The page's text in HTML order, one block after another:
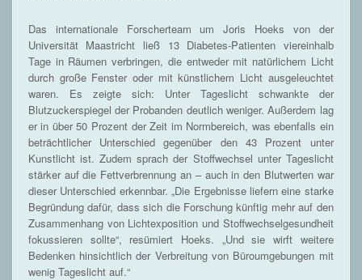
Das internationale Forscherteam um Joris Hoeks von der
Universität Maastricht ließ 13 Diabetes-Patienten viereinhalb
Tage in Räumen verbringen, die entweder mit natürlichem Licht
durch große Fenster oder mit künstlichem Licht ausgeleuchtet
waren. Es zeigte sich: Unter Tageslicht schwankte der
Blutzuckerspiegel der Probanden deutlich weniger. Außerdem lag
er in über 50 Prozent der Zeit im Normbereich, was ebenfalls ein
beträchtlicher Unterschied gegenüber den 43 Prozent unter
Kunstlicht ist. Zudem sprach der Stoffwechsel unter Tageslicht
stärker auf die Fettverbrennung an – auch in den Blutwerten war
dieser Unterschied erkennbar. „Die Ergebnisse liefern eine starke
Begründung dafür, dass sich die Forschung künftig mehr auf den
Zusammenhang von Lichtexposition und Stoffwechselgesundheit
fokussieren sollte“, resümiert Hoeks. „Und sie wirft weitere
Bedenken hinsichtlich der Verbreitung von Büroumgebungen mit
wenig Tageslicht auf.“